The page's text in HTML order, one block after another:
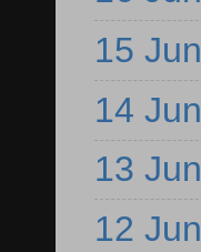
15 Jun
14 Jun
13 Jun
12 Jun